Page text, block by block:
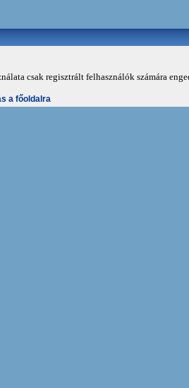
csak regisztrált felhasználók számára
a főoldalra